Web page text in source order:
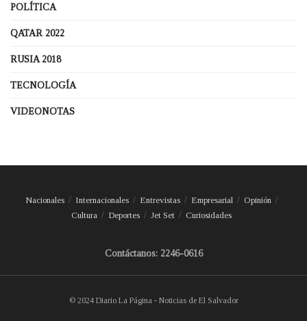
POLÍTICA
QATAR 2022
RUSIA 2018
TECNOLOGÍA
VIDEONOTAS
Nacionales Internacionales Entrevistas Empresarial
Opinión
Cultura
Deportes Jet Set Curiosidades
Contáctanos: 2246-0616
© 2024 Diario La Página - Noticias de El Salvador